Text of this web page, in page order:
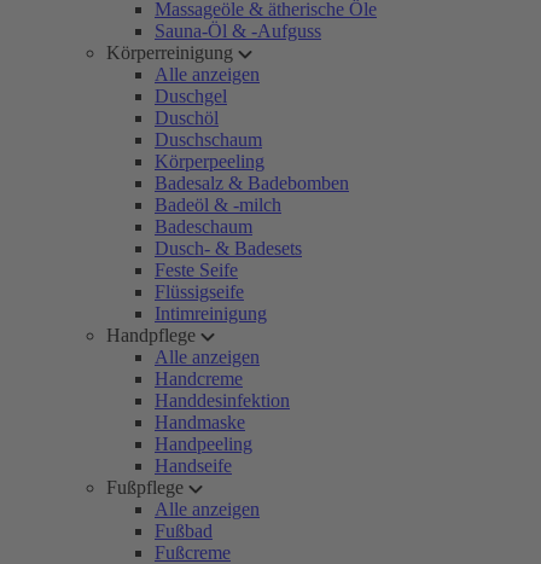
Massageöle & ätherische Öle
Sauna-Öl & -Aufguss
Körperreinigung
Alle anzeigen
Duschgel
Duschöl
Duschschaum
Körperpeeling
Badesalz & Badebomben
Badeöl & -milch
Badeschaum
Dusch- & Badesets
Feste Seife
Flüssigseife
Intimreinigung
Handpflege
Alle anzeigen
Handcreme
Handdesinfektion
Handmaske
Handpeeling
Handseife
Fußpflege
Alle anzeigen
Fußbad
Fußcreme